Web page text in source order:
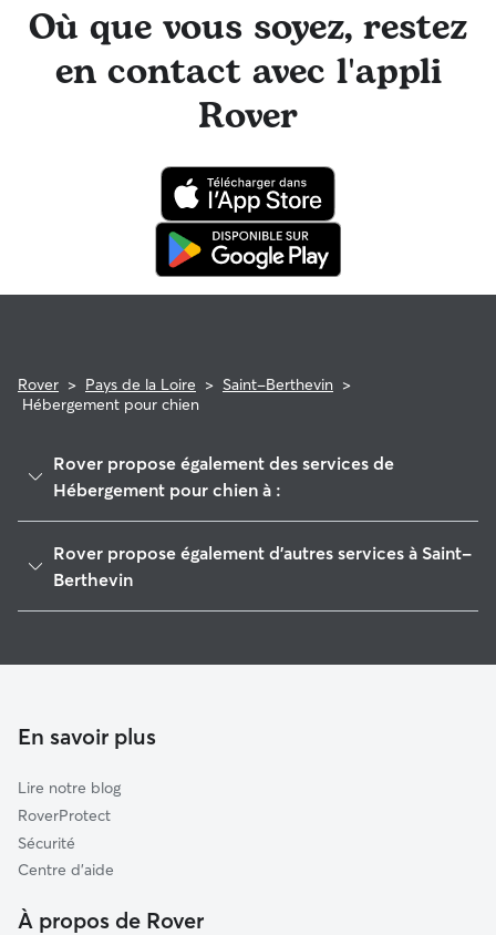
Où que vous soyez, restez
en contact avec l'appli
Rover
Rover > Pays de la Loire > Saint-Berthevin >
Hébergement pour chien
Rover propose également des services de
Hébergement pour chien à :
Bonchamp-lès-Laval
Loiron
Soulgé-sur-Ouette
Bazougers
Quelaines-Saint-Gault
Commer
Rover propose également d'autres services à Saint-
Berthevin
Promeneur de Chien à Saint-Berthevin
En savoir plus
Lire notre blog
RoverProtect
Sécurité
Centre d'aide
À propos de Rover